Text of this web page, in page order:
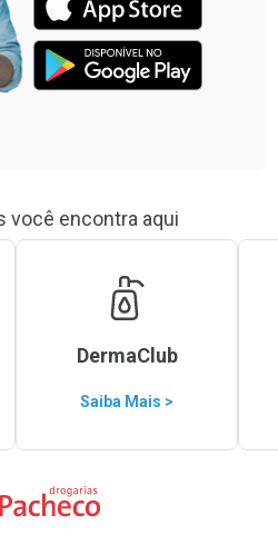
você encontra aqui
DermaClub
Saiba Mais >
a Home